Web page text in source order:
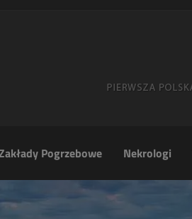
Pogrzebowe Nekrologi